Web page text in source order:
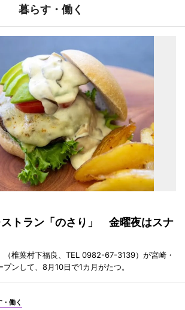
暮らす・働く
トラン「のさり」 金曜夜はスナ
（椎葉村下福良、TEL 0982-67-3139）が宮崎・
ンして、8月10日で1カ月がたつ。
働く